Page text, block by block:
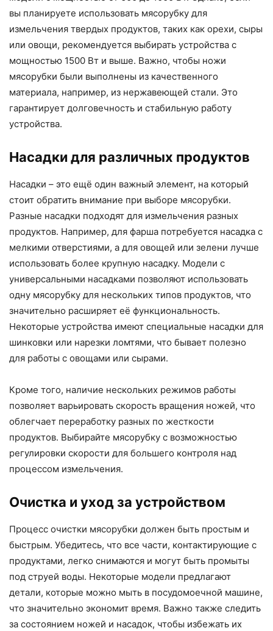
вы планируете использовать мясорубку для
измельчения твердых продуктов, таких как орехи, сыры
или овощи, рекомендуется выбирать устройства с
мощностью 1500 Вт и выше. Важно, чтобы ножи
мясорубки были выполнены из качественного
материала, например, из нержавеющей стали. Это
гарантирует долговечность и стабильную работу
устройства.
Насадки для различных продуктов
Насадки – это ещё один важный элемент, на который
стоит обратить внимание при выборе мясорубки.
Разные насадки подходят для измельчения разных
продуктов. Например, для фарша потребуется насадка с
мелкими отверстиями, а для овощей или зелени лучше
использовать более крупную насадку. Модели с
универсальными насадками позволяют использовать
одну мясорубку для нескольких типов продуктов, что
значительно расширяет её функциональность.
Некоторые устройства имеют специальные насадки для
шинковки или нарезки ломтями, что бывает полезно
для работы с овощами или сырами.
Кроме того, наличие нескольких режимов работы
позволяет варьировать скорость вращения ножей, что
облегчает переработку разных по жесткости
продуктов. Выбирайте мясорубку с возможностью
регулировки скорости для большего контроля над
процессом измельчения.
Очистка и уход за устройством
Процесс очистки мясорубки должен быть простым и
быстрым. Убедитесь, что все части, контактирующие с
продуктами, легко снимаются и могут быть промыты
под струей воды. Некоторые модели предлагают
детали, которые можно мыть в посудомоечной машине,
что значительно экономит время. Важно также следить
за состоянием ножей и насадок, чтобы избежать их